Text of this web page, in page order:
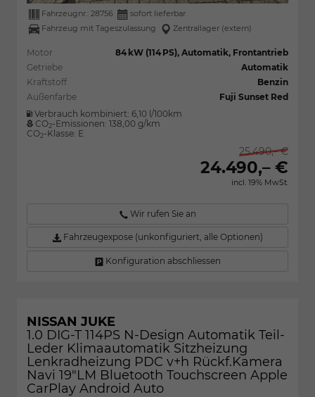
Fahrzeugnr.: 28756
sofort lieferbar
Fahrzeug mit Tageszulassung
Zentrallager (extern)
Motor
84 kW (114 PS), Automatik, Frontantrieb
Getriebe
Automatik
Kraftstoff
Benzin
Außenfarbe
Fuji Sunset Red
Verbrauch kombiniert: 6,10 l/100km
CO2-Emissionen: 138,00 g/km
CO2-Klasse: E
25.490,– €
24.490,– €
incl. 19% MwSt.
Wir rufen Sie an
Fahrzeugexpose (unkonfiguriert, alle Optionen)
Konfiguration abschliessen
NISSAN JUKE
1.0 DIG-T 114PS N-Design Automatik Teil-
Leder Klimaautomatik Sitzheizung
Lenkradheizung PDC v+h Rückf.Kamera
Navi 19"LM Bluetooth Touchscreen Apple
CarPlay Android Auto